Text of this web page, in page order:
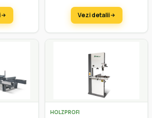
Vezi detalii
HOLZPROFI